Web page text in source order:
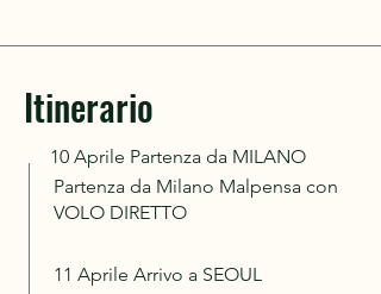
Itinerario
10 Aprile Partenza da MILANO
Partenza da Milano Malpensa con
VOLO DIRETTO
11 Aprile Arrivo a SEOUL